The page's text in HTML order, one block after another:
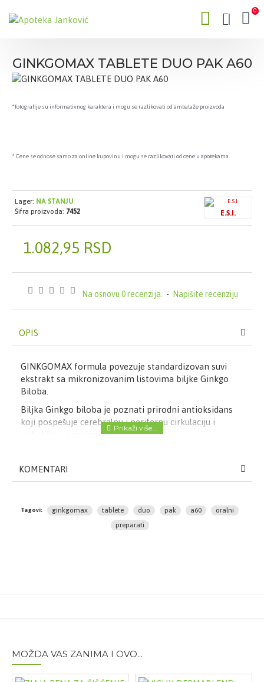
0
GINKGOMAX TABLETE DUO PAK A60
*fotografije su informativnog karaktera i mogu se razlikovati od ambalaže proizvoda
* Cene se odnose samo za online kupovinu i mogu se razlikovati od cene u apotekama.
Na osnovu 0 recenzija. - Napišite recenziju
1.082,95 RSD
Lager: NA STANJU
Šifra proizvoda: 7452 E.S.I.
OPIS
GINKGOMAX formula povezuje standardizovan suvi
ekstrakt sa mikronizovanim listovima biljke Ginkgo
Biloba.
Biljka Ginkgo biloba je poznati prirodni antioksidans
koji pospešuje cerebralnu i perifernu cirkulaciju i
poboljšava pamćenje i koncentraciju.
Namena:
-povećava snabdevanje tkiva kiseonikom
-otklanja osećaj trnjenja i ukočenosti
KOMENTARI
Tagovi: ginkgomax tablete duo pak a60
oralni
preparati
MOŽDA VAS ZANIMA I OVO...